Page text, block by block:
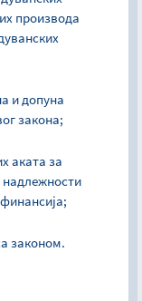
производа
и допуна
закона;
аката за
надлежности
законом.